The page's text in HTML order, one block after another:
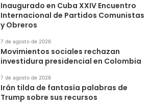
Inaugurado en Cuba XXIV Encuentro
Internacional de Partidos Comunistas
y Obreros
7 de agosto de 2026
Movimientos sociales rechazan
investidura presidencial en Colombia
7 de agosto de 2026
Irán tilda de fantasía palabras de
Trump sobre sus recursos